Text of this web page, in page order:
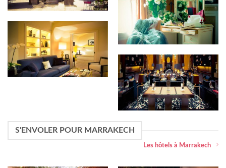
Hôtel Ritz Paris
Hôtel Montaigne
Hyatt Regency Paris
Madeleine
S'ENVOLER POUR MARRAKECH
Les hôtels à Marrakech